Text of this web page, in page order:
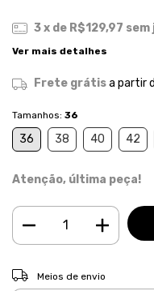
3x de R$129,97 sem
Ver mais detalhes
Frete grátisa partir
Tamanhos: 36
36 38 40 42
Atenção, última peça!
Entregas para o CEP:
Meios de envio